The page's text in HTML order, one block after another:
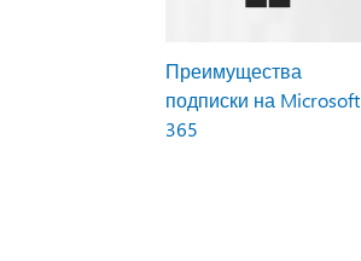
Преимущества
подписки на Microsoft
365